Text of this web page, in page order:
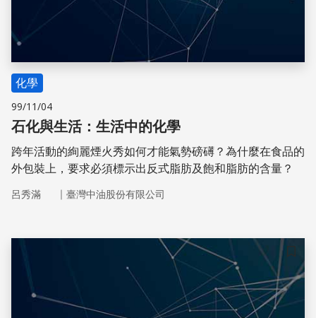
化學
99/11/04
石化與生活：生活中的化學
跨年活動的絢麗煙火秀如何才能氣勢磅礡？為什麼在食品的
外包裝上，要求必須標示出反式脂肪及飽和脂肪的含量？
呂秀滿 ｜ 臺灣中油股份有限公司
儲存